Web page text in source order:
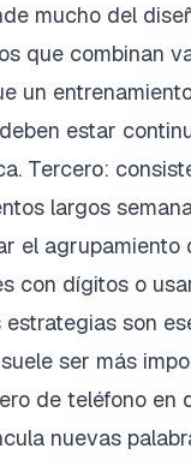
mucho del
que combinan
un
estar
Tercero:
largos
el
con dígitos o
son
ser más
de teléfono
nuevas